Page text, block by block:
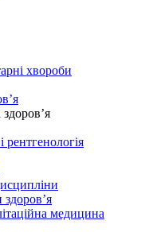
хвороби
рентгенологія
здоров’я
медицина